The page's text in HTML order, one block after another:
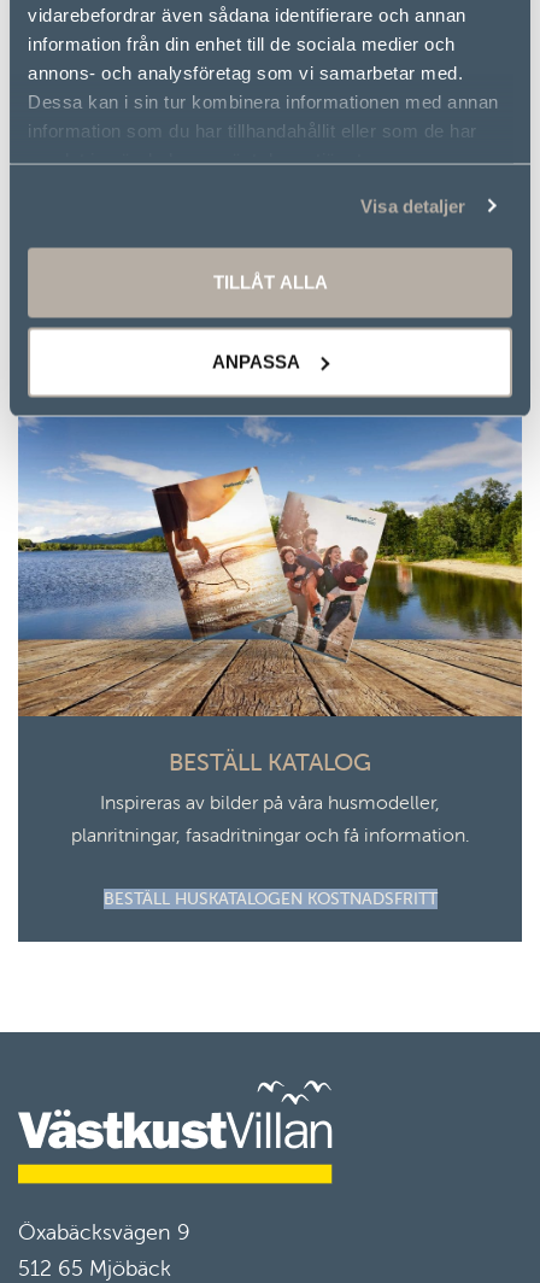
vidarebefordrar även sådana identifierare och annan
information från din enhet till de sociala medier och
annons- och analysföretag som vi samarbetar med.
Dessa kan i sin tur kombinera informationen med annan
information som du har tillhandahållit eller som de har
samlat in när du har använt deras tjänster.
Visa detaljer
TILLÅT ALLA
ANPASSA
BESTÄLL KATALOG
Inspireras av bilder på våra husmodeller,
planritningar, fasadritningar och få information.
BESTÄLL HUSKATALOGEN KOSTNADSFRITT
Öxabäcksvägen 9
512 65 Mjöbäck